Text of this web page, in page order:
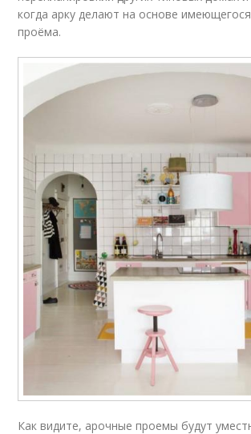
когда арку делают на основе
проёма.
Как видите, арочные проемы будут